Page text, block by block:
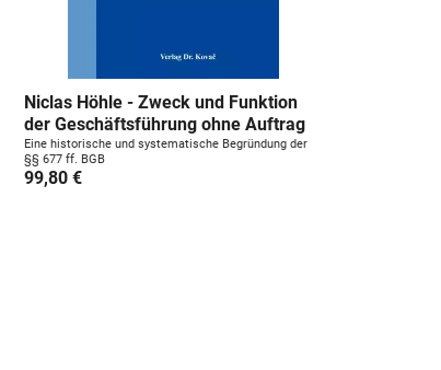
Niclas Höhle - Zweck und Funktion
der Geschäftsführung ohne Auftrag
Eine historische und systematische Begründung der
§§ 677 ff. BGB
99,80 €